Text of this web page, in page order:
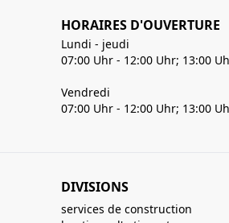
HORAIRES D'OUVERTURE
Lundi - jeudi
07:00 Uhr - 12:00 Uhr; 13:00
Vendredi
07:00 Uhr - 12:00 Uhr; 13:00
DIVISIONS
services de construction